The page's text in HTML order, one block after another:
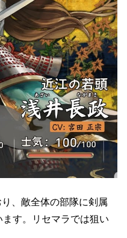
、敵全体の部隊に剣属
す。リセマラでは狙い